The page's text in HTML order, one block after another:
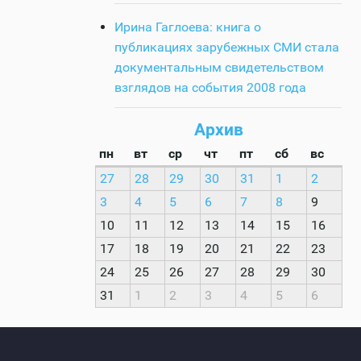
Ирина Гаглоева: книга о
публикациях зарубежных СМИ стала
документальным свидетельством
взглядов на события 2008 года
Архив
пн вт ср чт пт сб
вс
27
28 29 30 31 1
2
3
4 5 6 7 8
9
10
11 12 13 14 15
16
17
18 19 20 21 22
23
24
25 26 27 28 29
30
31
1 2 3 4 5 6